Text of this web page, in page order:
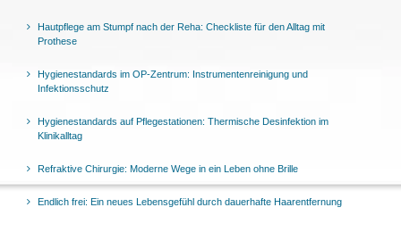
Hautpflege am Stumpf nach der Reha: Checkliste für den Alltag mit
Prothese
Hygienestandards im OP-Zentrum: Instrumentenreinigung und
Infektionsschutz
Hygienestandards auf Pflegestationen: Thermische Desinfektion im
Klinikalltag
Refraktive Chirurgie: Moderne Wege in ein Leben ohne Brille
Endlich frei: Ein neues Lebensgefühl durch dauerhafte Haarentfernung